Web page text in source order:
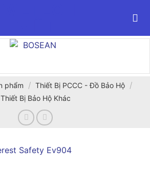
phẩm / Thiết Bị PCCC - Đồ Bảo Hộ /
Thiết Bị Bảo Hộ Khác